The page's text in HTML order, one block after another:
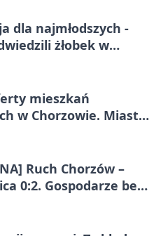
dla najmłodszych -
żłobek w
mieszkań
w Chorzowie. Miasto
Ruch Chorzów –
0:2. Gospodarze bez